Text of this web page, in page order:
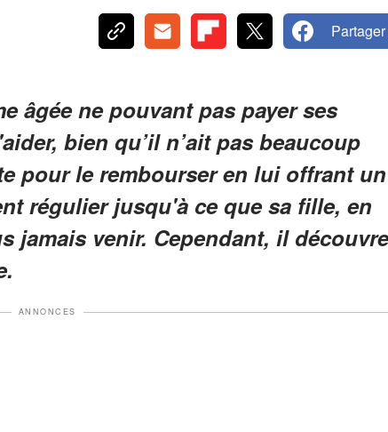
Partager
âgée ne pouvant pas payer ses
bien qu’il n’ait pas beaucoup
pour le rembourser en lui offrant un
régulier jusqu'à ce que sa fille, en
jamais venir. Cependant, il découvre
ANNONCES